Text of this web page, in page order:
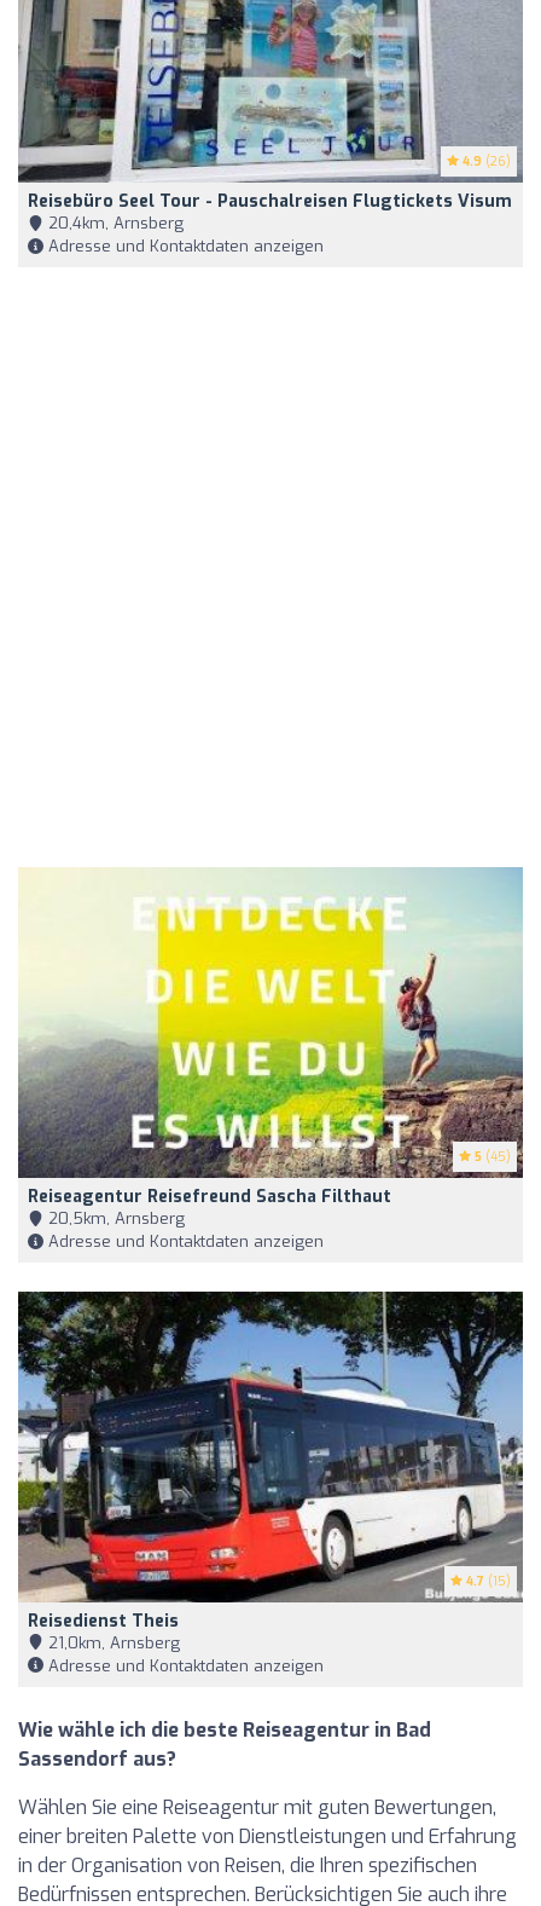
4.9 (26)
Reisebüro Seel Tour - Pauschalreisen Flugtickets Visum
20,4km, Arnsberg
Adresse und Kontaktdaten anzeigen
5 (45)
Reiseagentur Reisefreund Sascha Filthaut
20,5km, Arnsberg
Adresse und Kontaktdaten anzeigen
4.7 (15)
Reisedienst Theis
21,0km, Arnsberg
Adresse und Kontaktdaten anzeigen
Wie wähle ich die beste Reiseagentur in Bad
Sassendorf aus?
Wählen Sie eine Reiseagentur mit guten Bewertungen,
einer breiten Palette von Dienstleistungen und Erfahrung
in der Organisation von Reisen, die Ihren spezifischen
Bedürfnissen entsprechen. Berücksichtigen Sie auch ihre